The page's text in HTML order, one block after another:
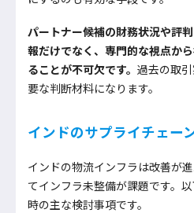
パートナー候補の財務状況や評
報だけでなく、専門的な視点か
ることが不可欠です。 過去の取
要な判断材料になります。
インドのサプライチェー
インドの物流インフラは改善が
てインフラ未整備が課題です。
時の主な検討事項です。